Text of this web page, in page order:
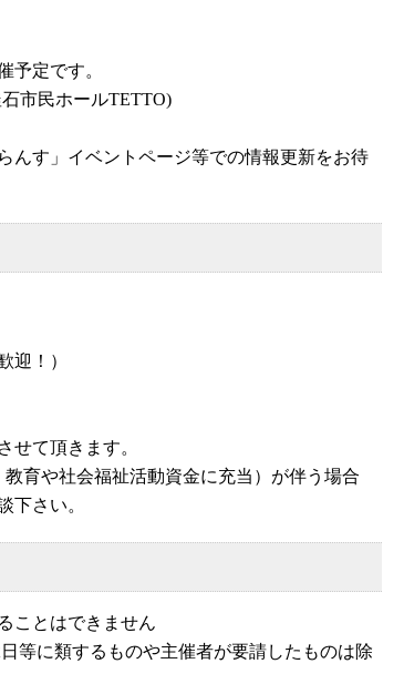
予定です。
市民ホールTETTO)
んす」イベントページ等での情報更新をお待
迎！）
せて頂きます。
育や社会福祉活動資金に充当）が伴う場合
下さい。
ことはできません
等に類するものや主催者が要請したものは除